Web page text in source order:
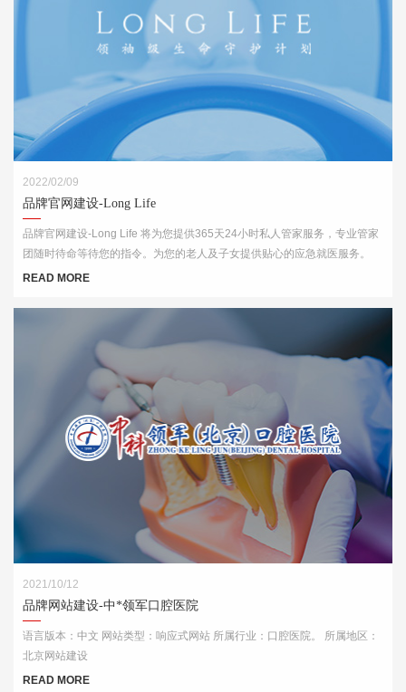
2022/02/09
品牌官网建设-Long Life
品牌官网建设-Long Life 将为您提供365天24小时私人管家服务，专业管家
团随时待命等待您的指令。为您的老人及子女提供贴心的应急就医服务。
READ MORE
2021/10/12
品牌网站建设-中*领军口腔医院
语言版本：中文 网站类型：响应式网站 所属行业：口腔医院。 所属地区：
北京网站建设
READ MORE